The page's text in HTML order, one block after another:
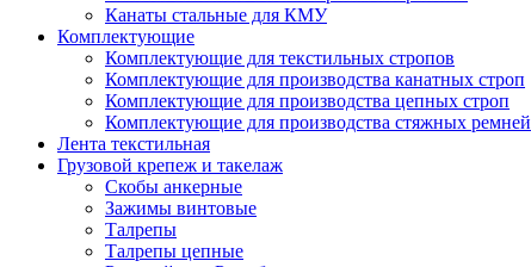
Канаты стальные для КМУ
Комплектующие
Комплектующие для текстильных стропов
Комплектующие для производства канатных строп
Комплектующие для производства цепных строп
Комплектующие для производства стяжных ремней
Лента текстильная
Грузовой крепеж и такелаж
Скобы анкерные
Зажимы винтовые
Талрепы
Талрепы цепные